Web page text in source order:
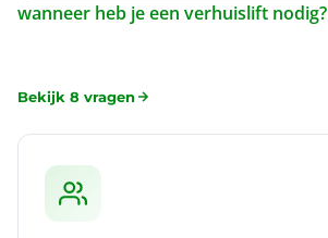
wanneer heb je een verhuislift nodig?
Bekijk 8 vragen